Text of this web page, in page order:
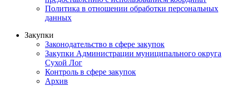
Политика в отношении обработки персональных
данных
Закупки
Законодательство в сфере закупок
Закупки Администрации муниципального округа
Сухой Лог
Контроль в сфере закупок
Архив